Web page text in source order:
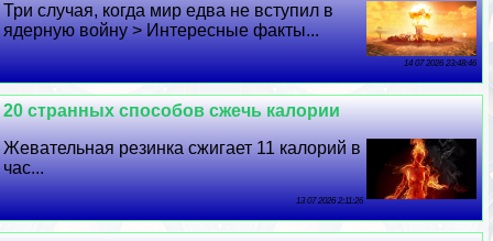
Три случая, когда мир едва не вступил в
ядерную войну > Интересные факты...
14 07 2026 23:48:46
20 странных способов сжечь калории
Жевательная резинка сжигает 11 калорий в
час...
13 07 2026 2:11:26